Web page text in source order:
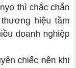
thì chắc chắn
hiệu tầm
doanh nghiệp
chiếc nên khi